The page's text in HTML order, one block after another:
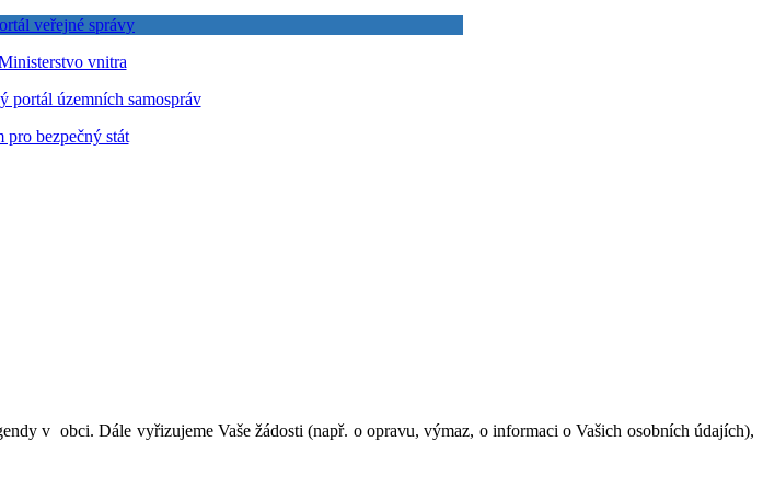
v obci. Dále vyřizujeme Vaše žádosti (např. o opravu, výmaz, o informaci o Vašich osobních údajích),